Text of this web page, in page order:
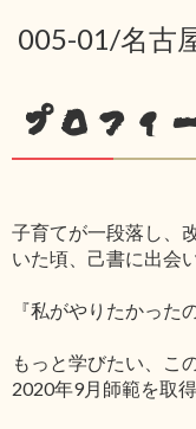
005-01/名古
プロフィ
子育てが一段落し、
いた頃、己書に出会
『私がやりたかった
もっと学びたい、こ
2020年9月師範を取